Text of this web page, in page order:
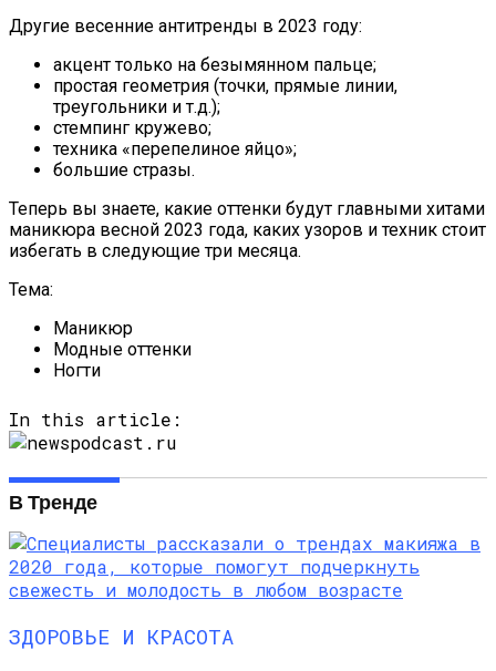
Другие весенние антитренды в 2023 году:
акцент только на безымянном пальце;
простая геометрия (точки, прямые линии,
треугольники и т.д.);
стемпинг кружево;
техника «перепелиное яйцо»;
большие стразы.
Теперь вы знаете, какие оттенки будут главными хитами
маникюра весной 2023 года, каких узоров и техник стоит
избегать в следующие три месяца.
Тема:
Маникюр
Модные оттенки
Ногти
In this article:
В Тренде
ЗДОРОВЬЕ И КРАСОТА